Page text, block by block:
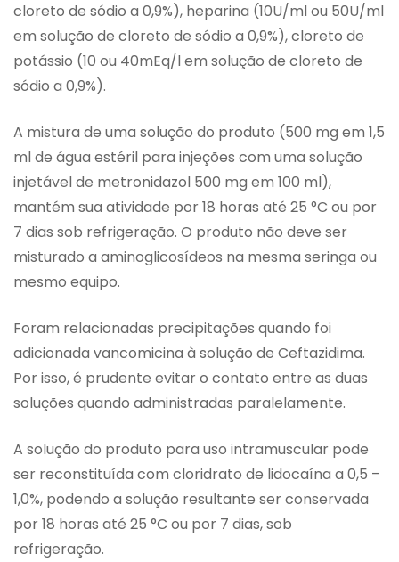
cloreto de sódio a 0,9%), heparina (10U/ml ou 50U/ml
em solução de cloreto de sódio a 0,9%), cloreto de
potássio (10 ou 40mEq/l em solução de cloreto de
sódio a 0,9%).
A mistura de uma solução do produto (500 mg em 1,5
ml de água estéril para injeções com uma solução
injetável de metronidazol 500 mg em 100 ml),
mantém sua atividade por 18 horas até 25 °C ou por
7 dias sob refrigeração. O produto não deve ser
misturado a aminoglicosídeos na mesma seringa ou
mesmo equipo.
Foram relacionadas precipitações quando foi
adicionada vancomicina à solução de Ceftazidima.
Por isso, é prudente evitar o contato entre as duas
soluções quando administradas paralelamente.
A solução do produto para uso intramuscular pode
ser reconstituída com cloridrato de lidocaína a 0,5 –
1,0%, podendo a solução resultante ser conservada
por 18 horas até 25 °C ou por 7 dias, sob
refrigeração.